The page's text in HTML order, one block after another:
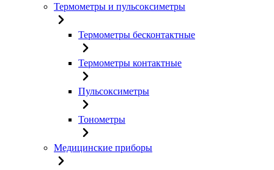
Термометры и пульсоксиметры
Термометры бесконтактные
Термометры контактные
Пульсоксиметры
Тонометры
Медицинские приборы